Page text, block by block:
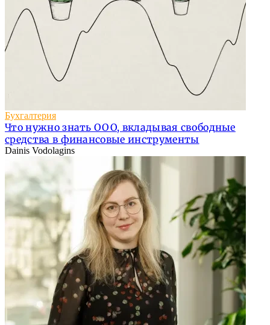
Бухгалтерия
Что нужно знать ООО, вкладывая свободные
средства в финансовые инструменты
Dainis Vodolagins